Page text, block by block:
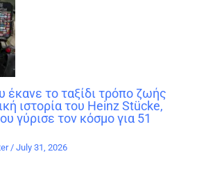
το ταξίδι τρόπο ζωής
ιστορία του Heinz Stücke,
γύρισε τον κόσμο για 51
/July 31, 2026